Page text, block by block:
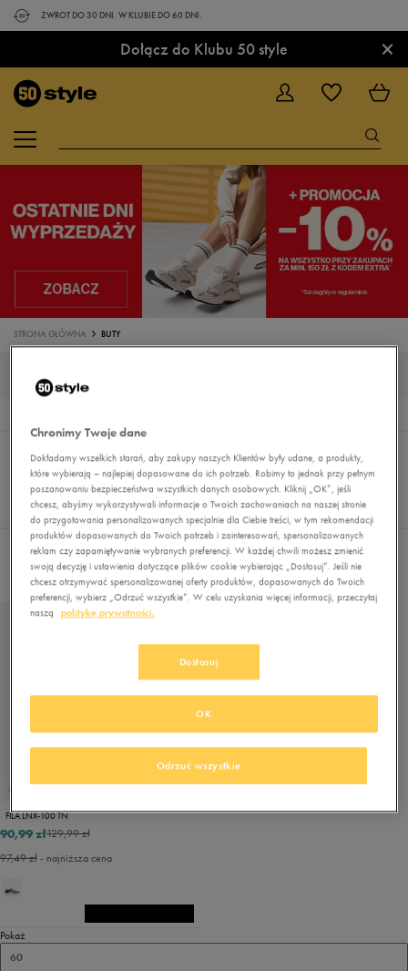
ZWROT DO 30 DNI. W KLUBIE DO 60 DNI.
Dołącz do Klubu 50 style ×
STRONA GŁÓWNA BUTY
REKOMENDOWANE
Pokaż
60
z 1
Wybrane filtry: BIAŁY SIATKA Wyczyść filtry
PROMO: DO -30%
FILA LNX-100 TN
129,99 zł
90,99 zł
97,49 zł- najniższa cena
Pokaż
60
Chronimy Twoje dane
Dokładamy wszelkich starań, aby zakupy naszych Klientów były udane, a produkty,
które wybierają – najlepiej dopasowane do ich potrzeb. Robimy to jednak przy pełnym
poszanowaniu bezpieczeństwa wszystkich danych osobowych. Kliknij „OK”, jeśli
chcesz, abyśmy wykorzystywali informacje o Twoich zachowaniach na naszej stronie
do przygotowania personalizowanych specjalnie dla Ciebie treści, w tym rekomendacji
produktów dopasowanych do Twoich potrzeb i zainteresowań, spersonalizowanych
reklam czy zapamiętywanie wybranych preferencji. W każdej chwili możesz zmienić
swoją decyzję i ustawienia dotyczące plików cookie wybierając „Dostosuj”. Jeśli nie
chcesz otrzymywać spersonalizowanej oferty produktów, dopasowanych do Twoich
preferencji, wybierz „Odrzuć wszystkie”. W celu uzyskania więcej informacji, przeczytaj
naszą
politykę prywatności.
Dostosuj
Odrzuć wszystkie
OK